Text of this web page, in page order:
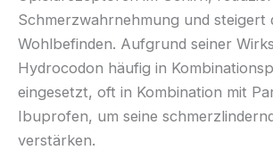
Schmerzwahrnehmung und steigert
Wohlbefinden. Aufgrund seiner
Hydrocodon häufig in
eingesetzt, oft in Kombination mit
Ibuprofen, um seine
verstärken.